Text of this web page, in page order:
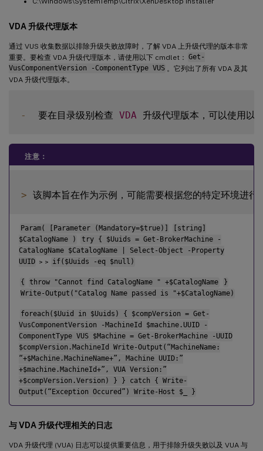
VDA 升级代理版本
通过 VUS 收集数据以排除升级失败故障时，了解 VDA 上升级代理的版本非常
重要。要检查 VDA 升级代理版本，请使用以下 cmdlet： Get-
VusComponentVersion -ComponentType VUS 。它列出了所有 VDA 及其
VDA 升级代理版本。
-
  要在目录级别检查
VDA
注意：
>
Param( [Parameter (Mandatory=$true)]
[string]
$CatalogName )
try { $Uuids = Get-BrokerMachine -
CatalogName $CatalogName | Select-Object -Property
UUID > > if($Uuids -eq $null)
{ throw "Cannot find CatalogName " +$CatalogName
}
Write-Output("Catalog Name passed is "+$CatalogName)
foreach($Uuid in $Uuids) { $compVersion = Get-
VusComponentVersion -MachineId $machine.UUID -
ComponentType VUS $Machine = Get-BrokerMachine -UUID
$compVersion.MachineId Write-Output(“MachineName:
“+$Machine.MachineName+”, Machine UUID:”
+$machine.MachineId+”, VUA Version:”
+$compVersion.Version) } } catch { Write-
Output(“Exception Occured”) Write-Host $_ }
与 VDA 升级代理相关的日志
VDA 升级代理 (VUA) 日志可以提供重要信息，用于排除升级失败以及 VUA 与